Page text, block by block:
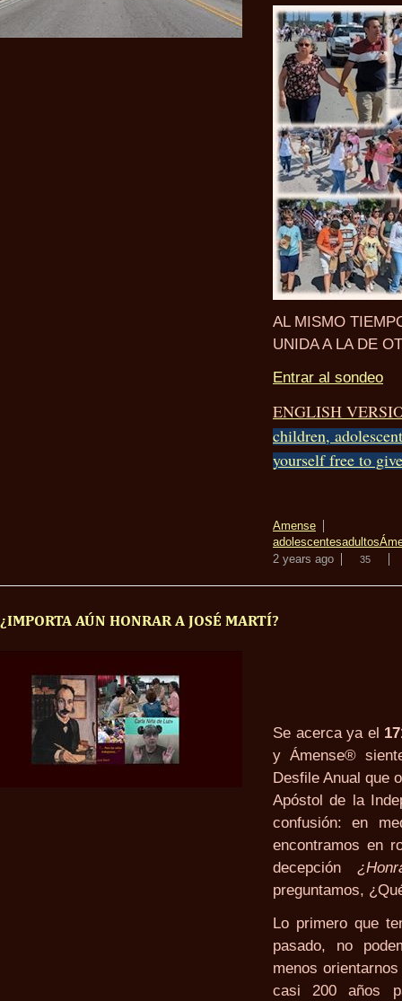
AL MISMO
UNIDA A LA DE
Entrar al sondeo
ENGLISH
children,
yourself free to
Amense
adolescentesadultos
2 years ago
35
¿IMPORTA AÚN HONRAR A JOSÉ MARTÍ?
Se acerca ya el
y Ámense®
Desfile Anual que
Apóstol de la
confusión: en
encontramos en
decepción
preguntamos,
Lo primero que
pasado, no
menos
casi 200 años